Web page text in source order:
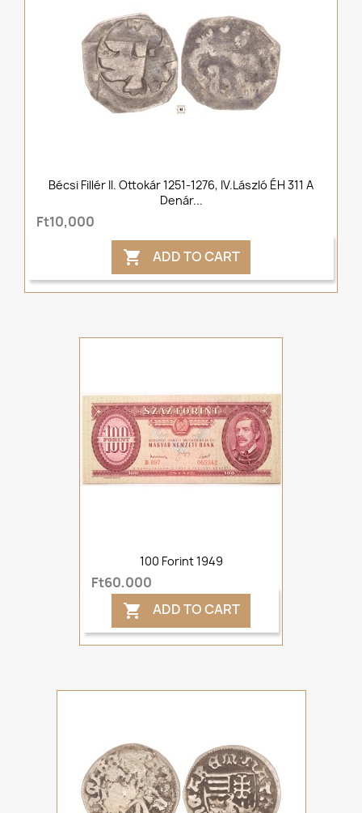
Bécsi Fillér II. Ottokár 1251-1276, IV.László ÉH 311 A
Denár...
Ft10,000
 ADD TO CART
100 Forint 1949
Ft60,000
 ADD TO CART